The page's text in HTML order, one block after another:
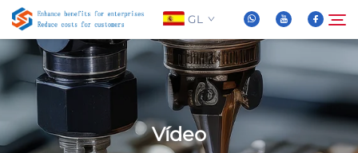
GL
Sobre Nós
Produtos
Buscar
Vídeo